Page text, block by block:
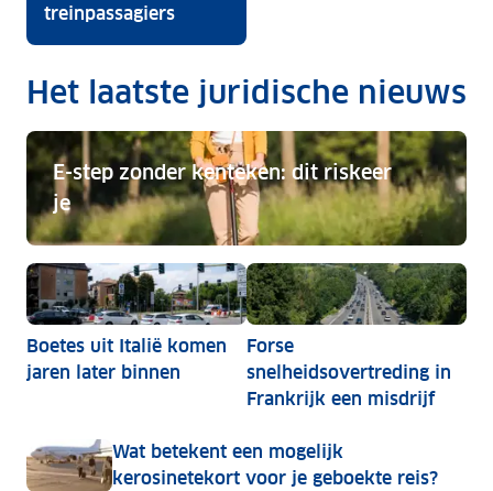
treinpassagiers
Het laatste juridische nieuws
Boetes uit Italië komen
jaren later binnen
Forse
snelheidsovertreding in
Frankrijk een misdrijf
E-step zonder kenteken: dit riskeer
je
Wat betekent een mogelijk
kerosinetekort voor je geboekte reis?